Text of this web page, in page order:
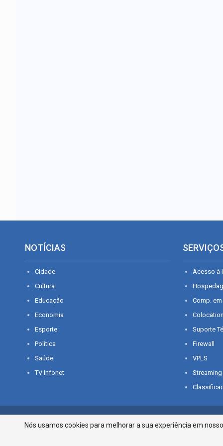
NOTÍCIAS
Cidade
Cultura
Educação
Economia
Esporte
Política
Saúde
TV Infonet
Acesso à
Comp.
Suporte
Firewall
VPLS
Streaming
© 2026 - O que é notícia em Sergipe. Todos os direitos reservados.
Nós usamos cookies para melhorar a sua experiência em